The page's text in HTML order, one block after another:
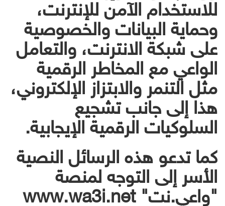
وحماية البيانات والخصوصية
على شبكة الانترنت، والتعامل
الواعي مع المخاطر الرقمية
مثل التنمر والابتزاز الإلكتروني،
هذا إلى جانب تشجيع
السلوكيات الرقمية الإيجابية.
كما تدعو هذه الرسائل النصية
الأسر إلى التوجه لمنصة
"واعي.نت" www.wa3i.net